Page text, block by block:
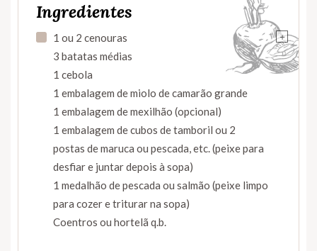
Ingredientes
+
1 ou 2 cenouras
3 batatas médias
1 cebola
1 embalagem de miolo de camarão grande
1 embalagem de mexilhão (opcional)
1 embalagem de cubos de tamboril ou 2
postas de maruca ou pescada, etc. (peixe para
desfiar e juntar depois à sopa)
1 medalhão de pescada ou salmão (peixe limpo
para cozer e triturar na sopa)
Coentros ou hortelã q.b.